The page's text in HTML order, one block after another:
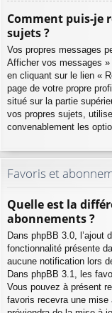
Comment puis-je
sujets ?
Vos propres messages
Afficher vos messages »
en cliquant sur le lien «
page de votre propre
situé sur la partie
vos propres sujets,
convenablement les
Favoris et
Quelle est la
abonnements ?
Dans phpBB 3.0, l’ajout
fonctionnalité présente
aucune notification lors
Dans phpBB 3.1, les
Vous pouvez à présent
favoris recevra une mise